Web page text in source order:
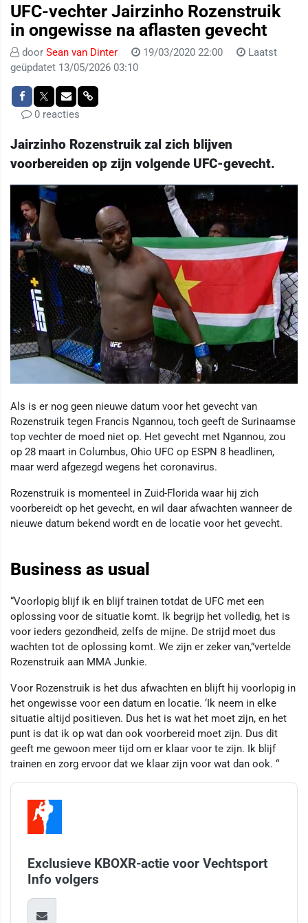
UFC-vechter Jairzinho Rozenstruik
in ongewisse na aflasten gevecht
door Sean van Dinter 19/03/2020 22:00
Laatst
geüpdatet 13/05/2026 03:10
0 reacties
Jairzinho Rozenstruik zal zich blijven
voorbereiden op zijn volgende UFC-gevecht.
Als is er nog geen nieuwe datum voor het gevecht van
Rozenstruik tegen Francis Ngannou, toch geeft de Surinaamse
top vechter de moed niet op. Het gevecht met Ngannou, zou
op 28 maart in Columbus, Ohio UFC op ESPN 8 headlinen,
maar werd afgezegd wegens het coronavirus.
Rozenstruik is momenteel in Zuid-Florida waar hij zich
voorbereidt op het gevecht, en wil daar afwachten wanneer de
nieuwe datum bekend wordt en de locatie voor het gevecht.
Business as usual
“Voorlopig blijf ik en blijf trainen totdat de UFC met een
oplossing voor de situatie komt. Ik begrijp het volledig, het is
voor ieders gezondheid, zelfs de mijne. De strijd moet dus
wachten tot de oplossing komt. We zijn er zeker van,”vertelde
Rozenstruik aan MMA Junkie.
Voor Rozenstruik is het dus afwachten en blijft hij voorlopig in
het ongewisse voor een datum en locatie. ‘Ik neem in elke
situatie altijd positieven. Dus het is wat het moet zijn, en het
punt is dat ik op wat dan ook voorbereid moet zijn. Dus dit
geeft me gewoon meer tijd om er klaar voor te zijn. Ik blijf
trainen en zorg ervoor dat we klaar zijn voor wat dan ook. “
Exclusieve KBOXR-actie voor Vechtsport
Info volgers